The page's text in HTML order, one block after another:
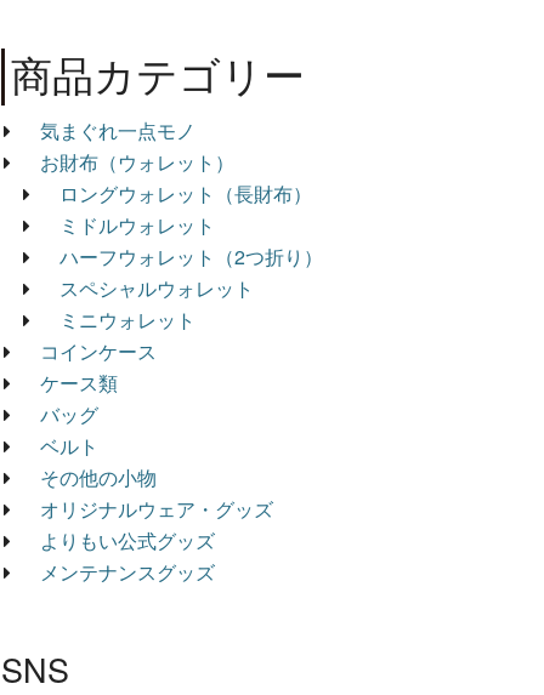
商品カテゴリー
気まぐれ一点モノ
お財布（ウォレット）
ロングウォレット（長財布）
ミドルウォレット
ハーフウォレット（2つ折り）
スペシャルウォレット
ミニウォレット
コインケース
ケース類
バッグ
ベルト
その他の小物
オリジナルウェア・グッズ
よりもい公式グッズ
メンテナンスグッズ
SNS